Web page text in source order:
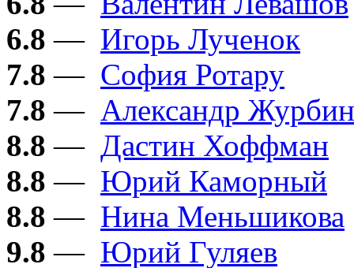
6.8 — Игорь Лученок
7.8 — София Ротару
7.8 — Александр Журбин
8.8 — Дастин Хоффман
8.8 — Юрий Каморный
8.8 — Нина Меньшикова
9.8 — Юрий Гуляев